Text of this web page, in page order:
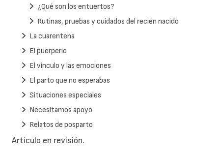
Artículo en revisión.
¿Qué son los entuertos?
Rutinas, pruebas y cuidados del recién nacido
La cuarentena
El puerperio
El vínculo y las emociones
El parto que no esperabas
Situaciones especiales
Necesitamos apoyo
Relatos de posparto